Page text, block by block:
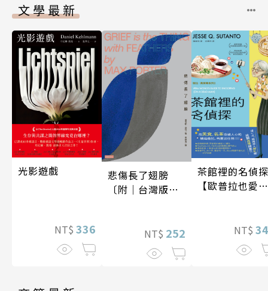
文學最新
光影遊戲
NT$ 336
悲傷長了翅膀
〔附｜台灣版獨
NT$ 252
茶館裡的名偵探
【歐普拉也愛！
《茶館裡的嫌疑
人》續作】
NT$